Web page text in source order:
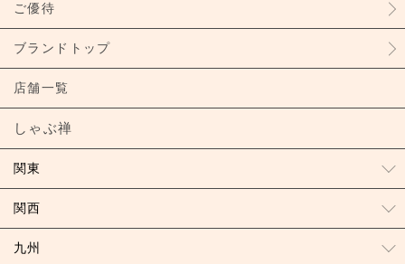
ご優待
ブランドトップ
店舗一覧
しゃぶ禅
関東
関西
九州